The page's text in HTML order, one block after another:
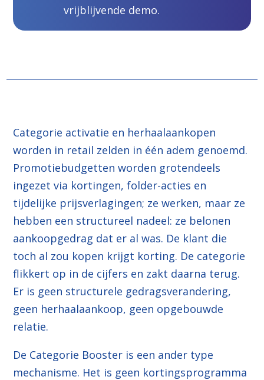
vrijblijvende demo.
Categorie activatie en herhaalaankopen
worden in retail zelden in één adem genoemd.
Promotiebudgetten worden grotendeels
ingezet via kortingen, folder-acties en
tijdelijke prijsverlagingen; ze werken, maar ze
hebben een structureel nadeel: ze belonen
aankoopgedrag dat er al was. De klant die
toch al zou kopen krijgt korting. De categorie
flikkert op in de cijfers en zakt daarna terug.
Er is geen structurele gedragsverandering,
geen herhaalaankoop, geen opgebouwde
relatie.
De Categorie Booster is een ander type
mechanisme. Het is geen kortingsprogramma